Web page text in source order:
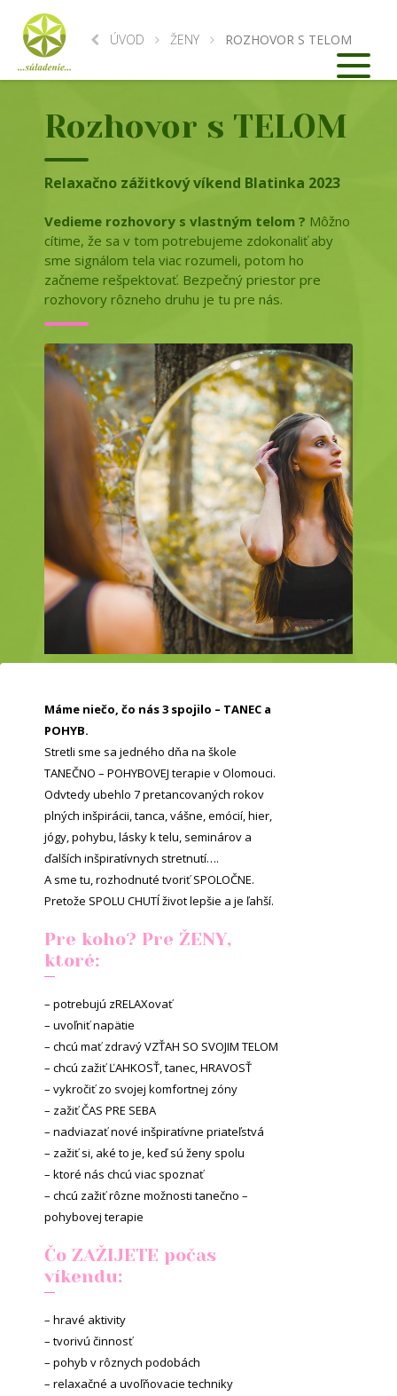
ÚVOD ŽENY ROZHOVOR S TELOM
Rozhovor s TELOM
Relaxačno zážitkový víkend Blatinka 2023
Vedieme rozhovory s vlastným telom ? Môžno
cítime, že sa v tom potrebujeme zdokonaliť aby
sme signálom tela viac rozumeli, potom ho
začneme rešpektovať. Bezpečný priestor pre
rozhovory rôzneho druhu je tu pre nás.
Máme niečo, čo nás 3 spojilo – TANEC a
POHYB.
Stretli sme sa jedného dňa na škole
TANEČNO – POHYBOVEJ terapie v Olomouci.
Odvtedy ubehlo 7 pretancovaných rokov
plných inšpirácii, tanca, vášne, emócií, hier,
jógy, pohybu, lásky k telu, seminárov a
ďalších inšpiratívnych stretnutí….
A sme tu, rozhodnuté tvoriť SPOLOČNE.
Pretože SPOLU CHUTÍ život lepšie a je ľahší.
Pre koho? Pre ŽENY,
ktoré:
– potrebujú zRELAXovať
– uvoľniť napätie
– chcú mať zdravý VZŤAH SO SVOJIM TELOM
– chcú zažiť ĽAHKOSŤ, tanec, HRAVOSŤ
– vykročiť zo svojej komfortnej zóny
– zažiť ČAS PRE SEBA
– nadviazať nové inšpiratívne priateľstvá
– zažiť si, aké to je, keď sú ženy spolu
– ktoré nás chcú viac spoznať
– chcú zažiť rôzne možnosti tanečno –
pohybovej terapie
Čo ZAŽIJETE počas
víkendu:
– hravé aktivity
– tvorivú činnosť
– pohyb v rôznych podobách
– relaxačné a uvoľňovacie techniky